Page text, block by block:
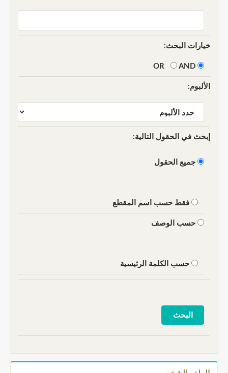
خيارات البحث:
AND
الألبوم:
إبحث في الحقول التالية:
جميع الحقول
فقط حسب اسم المقطع
حسب الوصف
حسب الكلمة الرئيسية